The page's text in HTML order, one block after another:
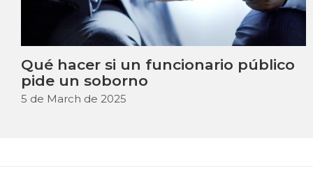
Qué hacer si un funcionario público
pide un soborno
5 de March de 2025